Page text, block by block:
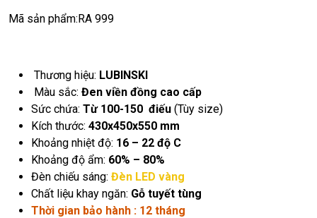
Mã sản phẩm:RA 999
Thương hiệu: LUBINSKI
Màu sắc: Đen viền đồng cao cấp
Sức chứa: Từ 100-150 điếu (Tùy size)
Kích thước: 430x450x550 mm
Khoảng nhiệt độ: 16 – 22 độ C
Khoảng độ ẩm: 60% – 80%
Đèn chiếu sáng: Đèn LED vàng
Chất liệu khay ngăn: Gỗ tuyết tùng
Thời gian bảo hành : 12 tháng